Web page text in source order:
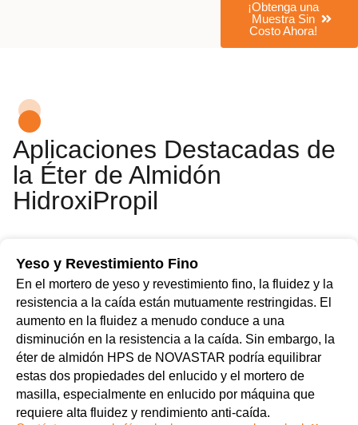
¡Obtenga una
Muestra Sin
Costo Ahora!
Aplicaciones Destacadas de
la Éter de Almidón
HidroxiPropil
Yeso y Revestimiento Fino
En el mortero de yeso y revestimiento fino, la fluidez y la
resistencia a la caída están mutuamente restringidas. El
aumento en la fluidez a menudo conduce a una
disminución en la resistencia a la caída. Sin embargo, la
éter de almidón HPS de NOVASTAR podría equilibrar
estas dos propiedades del enlucido y el mortero de
masilla, especialmente en enlucido por máquina que
requiere alta fluidez y rendimiento anti-caída.